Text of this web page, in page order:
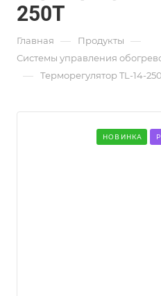
250Т
Главная — Продукты —
Системы управления
— Терморегулятор TL-14-
НОВИНКА